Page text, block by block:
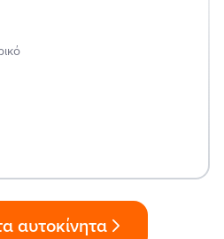
αυτοκίνητα